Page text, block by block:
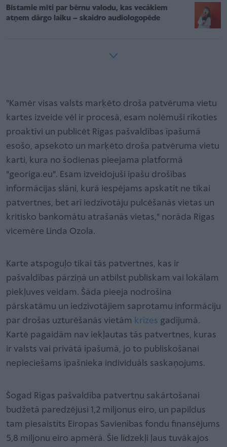
Bīstamie mīti par bērnu valodu, kas vecākiem
atņem dārgo laiku – skaidro audiologopēde
"Kamēr visas valsts marķēto droša patvēruma vietu
kartes izveide vēl ir procesā, esam nolēmuši rīkoties
proaktīvi un publicēt Rīgas pašvaldības īpašumā
esošo, apsekoto un marķēto droša patvēruma vietu
karti, kura no šodienas pieejama platformā
"georiga.eu". Esam izveidojuši īpašu drošības
informācijas slāni, kurā iespējams apskatīt ne tikai
patvertnes, bet arī iedzīvotāju pulcēšanās vietas un
kritisko bankomātu atrašanās vietas," norāda Rīgas
vicemēre Linda Ozola.
Karte atspoguļo tikai tās patvertnes, kas ir
pašvaldības pārziņā un atbilst publiskam vai lokālam
piekļuves veidam. Šāda pieeja nodrošina
pārskatāmu un iedzīvotājiem saprotamu informāciju
par drošas uzturēšanās vietām krīzes gadījumā.
Kartē pagaidām nav iekļautas tās patvertnes, kuras
ir valsts vai privātā īpašumā, jo to publiskošanai
nepieciešams īpašnieka individuāls saskaņojums.
Šogad Rīgas pašvaldība patvertņu sakārtošanai
budžetā paredzējusi 1,2 miljonus eiro, un papildus
tam piesaistīts Eiropas Savienības fondu finansējums
5,8 miljonu eiro apmērā. Šie līdzekļi ļaus tuvākajos